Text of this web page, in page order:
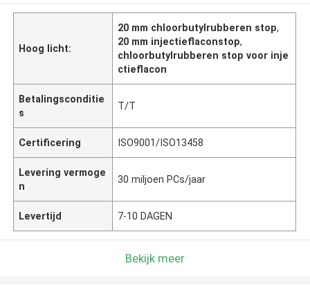
Hoog licht:
20 mm chloorbutylrubberen stop,
20 mm injectieflaconstop,
chloorbutylrubberen stop voor inje
ctieflacon
Betalingsconditie
s
T/T
Certificering ISO9001/ISO13458
Levering vermoge
n
30 miljoen PCs/jaar
Levertijd 7-10 DAGEN
Bekijk meer